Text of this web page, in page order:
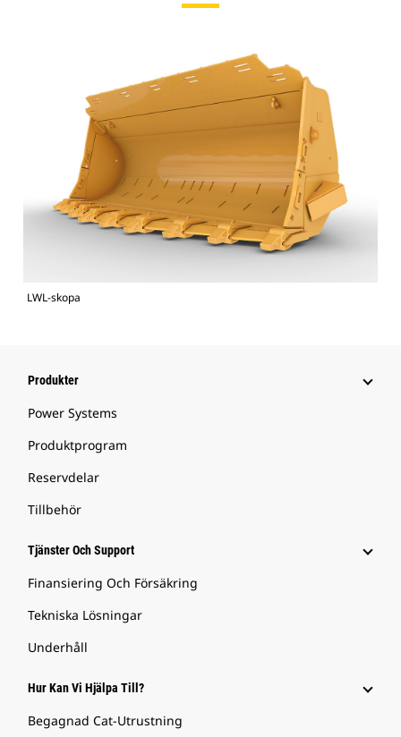
LWL-skopa
Produkter
Power Systems
Produktprogram
Reservdelar
Tillbehör
Tjänster Och Support
Finansiering Och Försäkring
Tekniska Lösningar
Underhåll
Hur Kan Vi Hjälpa Till?
Begagnad Cat-Utrustning